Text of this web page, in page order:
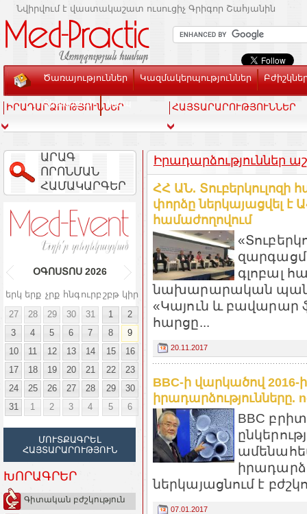
Նվիրվում է վաստակաշատ ուսուցիչ Գրիգոր Շահյանին
Ծառայություններ Կազմակերպություններ
Տեսասրահ Կապ
ԻՐԱԴԱՐՁՈՒԹՅՈՒՆՆԵՐ ՀԱՅՏԱՐԱՐՈՒԹՅՈՒՆՆԵՐ
ԱՐԱԳ
ՈՐՈՆՄԱՆ
ՀԱՄԱԿԱՐԳԵՐ
ՕԳՈՍՏՈՍ 2026
երկ երք չրք հնգուրբ շբթ կիր
27
28 29 30 31 1
2
3
4 5 6 7 8
9
10
11 12 13 14 15
16
17
18 19 20 21 22
23
24
25 26 27 28 29
30
31
1 2 3 4 5 6
ՄՈՒՏՔԱԳՐԵԼ
ՀԱՅՏԱՐԱՐՈՒԹՅՈՒՆ
ԽՈՐԱԳՐԵՐ
Գիտական բժշկություն
Իրադարձություններ
ՀՀ ԱՆ. Տուբերկուլոզի
փորձը ներկայացվել
համաժողովում
գլոբալ
նախարարական
«Կայուն և բավարար
հարցը...
20.11.2017
BBC-ի վարկածով
իրադարձությունները.
BBC
ներկայացնում է
07.01.2017